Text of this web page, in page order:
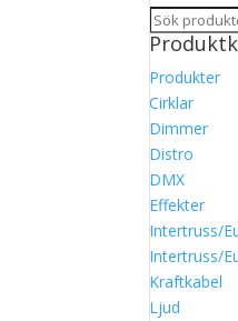
Sök
efter:
Produkter
Cirklar
Dimmer
Distro
DMX
Effekter
Intertruss/
Intertruss/
Kraftkabel
Ljud